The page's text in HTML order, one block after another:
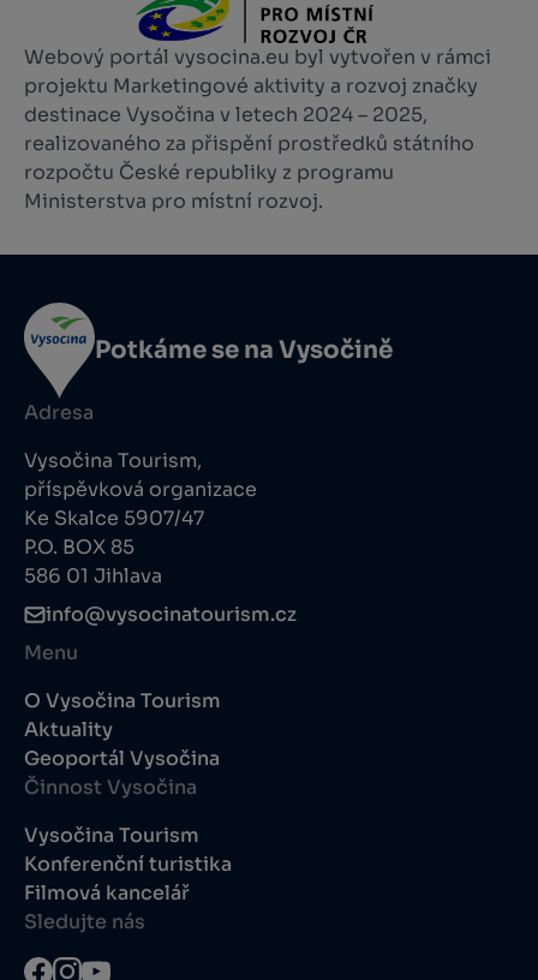
Webový portál vysocina.eu byl vytvořen v rámci
projektu Marketingové aktivity a rozvoj značky
destinace Vysočina v letech 2024 – 2025,
realizovaného za přispění prostředků státního
rozpočtu České republiky z programu
Ministerstva pro místní rozvoj.
Potkáme se na Vysočině
Adresa
Vysočina Tourism,
příspěvková organizace
Ke Skalce 5907/47
P.O. BOX 85
586 01 Jihlava
info@vysocinatourism.cz
Menu
O Vysočina Tourism
Aktuality
Geoportál Vysočina
Činnost Vysočina
Vysočina Tourism
Konferenční turistika
Filmová kancelář
Sledujte nás